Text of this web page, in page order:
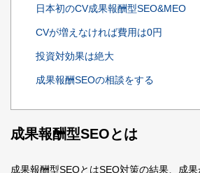
日本初のCV成果報酬型SEO&MEO
CVが増えなければ費用は0円
投資対効果は絶大
成果報酬SEOの相談をする
成果報酬型SEOとは
成果報酬型SEOとはSEO対策の結果、成